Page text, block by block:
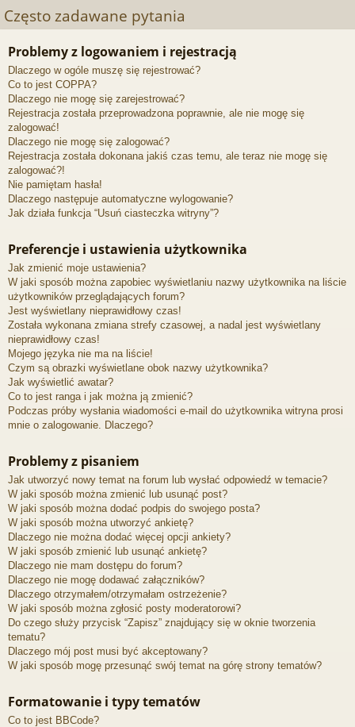
Często zadawane pytania
Problemy z logowaniem i rejestracją
Dlaczego w ogóle muszę się rejestrować?
Co to jest COPPA?
Dlaczego nie mogę się zarejestrować?
Rejestracja została przeprowadzona poprawnie, ale nie mogę się
zalogować!
Dlaczego nie mogę się zalogować?
Rejestracja została dokonana jakiś czas temu, ale teraz nie mogę się
zalogować?!
Nie pamiętam hasła!
Dlaczego następuje automatyczne wylogowanie?
Jak działa funkcja “Usuń ciasteczka witryny”?
Preferencje i ustawienia użytkownika
Jak zmienić moje ustawienia?
W jaki sposób można zapobiec wyświetlaniu nazwy użytkownika na liście
użytkowników przeglądających forum?
Jest wyświetlany nieprawidłowy czas!
Została wykonana zmiana strefy czasowej, a nadal jest wyświetlany
nieprawidłowy czas!
Mojego języka nie ma na liście!
Czym są obrazki wyświetlane obok nazwy użytkownika?
Jak wyświetlić awatar?
Co to jest ranga i jak można ją zmienić?
Podczas próby wysłania wiadomości e-mail do użytkownika witryna prosi
mnie o zalogowanie. Dlaczego?
Problemy z pisaniem
Jak utworzyć nowy temat na forum lub wysłać odpowiedź w temacie?
W jaki sposób można zmienić lub usunąć post?
W jaki sposób można dodać podpis do swojego posta?
W jaki sposób można utworzyć ankietę?
Dlaczego nie można dodać więcej opcji ankiety?
W jaki sposób zmienić lub usunąć ankietę?
Dlaczego nie mam dostępu do forum?
Dlaczego nie mogę dodawać załączników?
Dlaczego otrzymałem/otrzymałam ostrzeżenie?
W jaki sposób można zgłosić posty moderatorowi?
Do czego służy przycisk “Zapisz” znajdujący się w oknie tworzenia
tematu?
Dlaczego mój post musi być akceptowany?
W jaki sposób mogę przesunąć swój temat na górę strony tematów?
Formatowanie i typy tematów
Co to jest BBCode?